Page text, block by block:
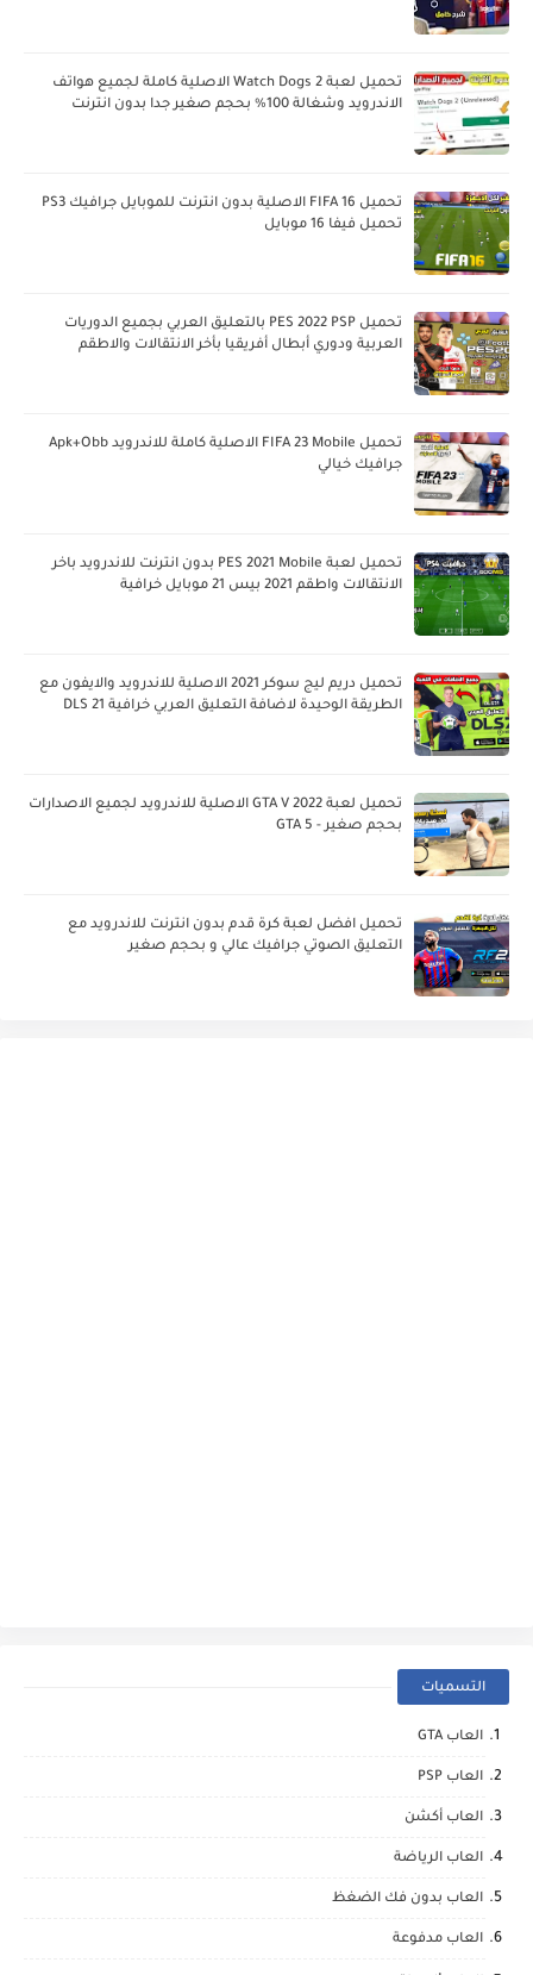
تحميل لعبة Watch Dogs 2 الاصلية كاملة لجميع هواتف
الاندرويد وشغالة 100% بحجم صغير جدا بدون انترنت
تحميل FIFA 16 الاصلية بدون انترنت للموبايل جرافيك PS3
تحميل فيفا 16 موبايل
تحميل PES 2022 PSP بالتعليق العربي بجميع الدوريات
العربية ودوري أبطال أفريقيا بأخر الانتقالات والاطقم
تحميل FIFA 23 Mobile الاصلية كاملة للاندرويد Apk+Obb
جرافيك خيالي
تحميل لعبة PES 2021 Mobile بدون انترنت للاندرويد باخر
الانتقالات واطقم 2021 بيس 21 موبايل خرافية
تحميل دريم ليج سوكر 2021 الاصلية للاندرويد والايفون مع
الطريقة الوحيدة لاضافة التعليق العربي خرافية DLS 21
تحميل لعبة GTA V 2022 الاصلية للاندرويد لجميع الاصدارات
بحجم صغير - GTA 5
تحميل افضل لعبة كرة قدم بدون انترنت للاندرويد مع
التعليق الصوتي جرافيك عالي و بحجم صغير
التسميات
العاب GTA
العاب PSP
العاب أكشن
العاب الرياضة
العاب بدون فك الضغظ
العاب مدفوعة